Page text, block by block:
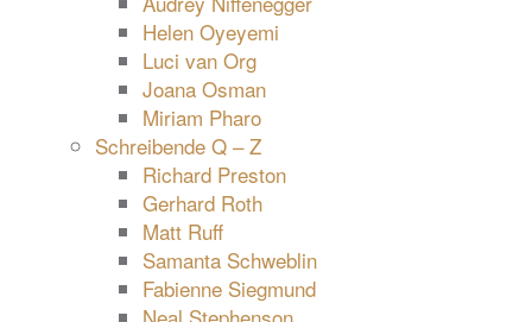
Helen Oyeyemi
Luci van Org
Joana Osman
Miriam Pharo
Schreibende Q – Z
Richard Preston
Gerhard Roth
Matt Ruff
Samanta Schweblin
Fabienne Siegmund